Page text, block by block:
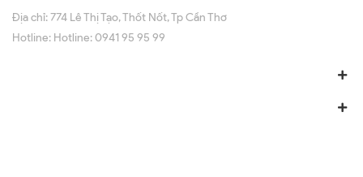
Địa chỉ:774 Lê Thị Tạo, Thốt Nốt, Tp Cần Thơ
Hotline: Hotline: 0941 95 95 99